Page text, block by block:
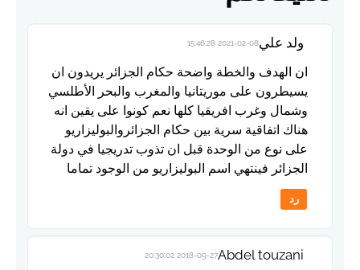
ولد علي2021-02-08 15:46:28
ان الهدف والخطة واضحة حكام الجزائر يريدون ان
يسيطرون على موريتانيا والمغرب والبحر الأطلسي
وشمال وغرب افريقيا كلها نعم كونوا على يقين انه
هناك اتفاقية سرية بين حكام الجزائروالبوليزاريو
على نوع من الوحدة قبل ان تذوب تدريجيا في دولة
الجزائر فينتهي اسم البوليزاريو من الوجود تماما
رد
Abdel touzani
2018-09-27 20:30:02